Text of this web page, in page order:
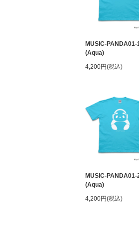
MUSIC-PANDA01-
(Aqua)
4,200円(税込)
MUSIC-PANDA01-
(Aqua)
4,200円(税込)